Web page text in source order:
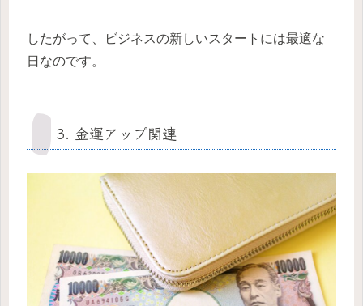
したがって、ビジネスの新しいスタートには最適な
日なのです。
3. 金運アップ関連